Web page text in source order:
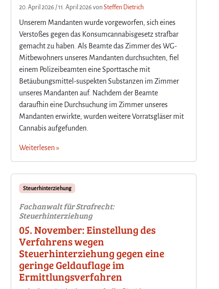
20. April 2026 /11. April 2026 vonSteffen Dietrich
Unserem Mandanten wurde vorgeworfen, sich eines
Verstoßes gegen das Konsumcannabisgesetz strafbar
gemacht zu haben. Als Beamte das Zimmer des WG-
Mitbewohners unseres Mandanten durchsuchten, fiel
einem Polizeibeamten eine Sporttasche mit
Betäubungsmittel-suspekten Substanzen im Zimmer
unseres Mandanten auf. Nachdem der Beamte
daraufhin eine Durchsuchung im Zimmer unseres
Mandanten erwirkte, wurden weitere Vorratsgläser mit
Cannabis aufgefunden.
Weiterlesen »
Steuerhinterziehung
Fachanwalt für Strafrecht:
Steuerhinterziehung
05. November: Einstellung des
Verfahrens wegen
Steuerhinterziehung gegen eine
geringe Geldauflage im
Ermittlungsverfahren